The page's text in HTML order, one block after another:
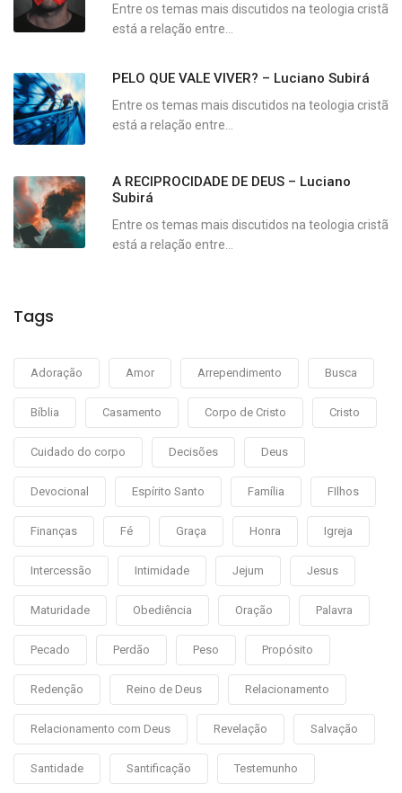
Entre os temas mais discutidos na teologia cristã
está a relação entre...
PELO QUE VALE VIVER? – Luciano Subirá
Entre os temas mais discutidos na teologia cristã
está a relação entre...
A RECIPROCIDADE DE DEUS – Luciano
Subirá
Entre os temas mais discutidos na teologia cristã
está a relação entre...
Tags
Adoração Amor Arrependimento Busca
Bíblia Casamento Corpo de Cristo Cristo
Cuidado do corpo Decisões Deus
Devocional Espírito Santo Família FIlhos
Finanças Fé Graça Honra Igreja
Intercessão Intimidade Jejum Jesus
Maturidade Obediência Oração Palavra
Pecado Perdão Peso Propósito
Redenção Reino de Deus Relacionamento
Relacionamento com Deus Revelação Salvação
Santidade Santificação Testemunho